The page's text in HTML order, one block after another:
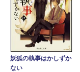
妖狐の執事はかしずか
ない